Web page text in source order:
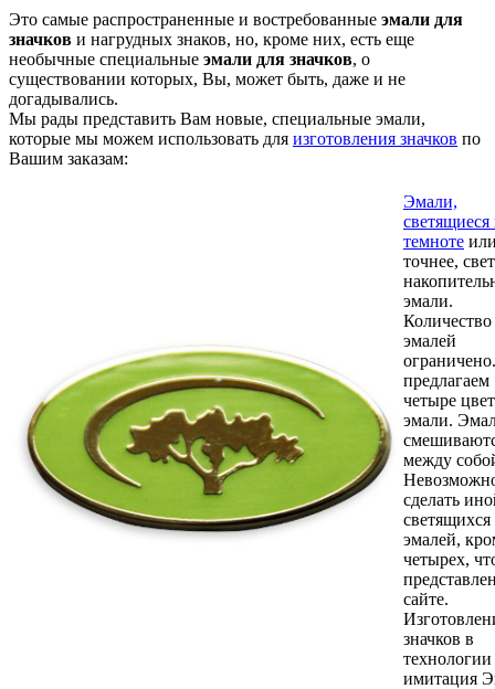
Это самые распространенные и востребованные эмали для
значков и нагрудных знаков, но, кроме них, есть еще
необычные специальные эмали для значков, о
существовании которых, Вы, может быть, даже и не
догадывались.
Мы рады представить Вам новые, специальные эмали,
которые мы можем использовать для изготовления значков по
Вашим заказам:
Эмали,
светящиеся
темноте
точнее,
эмали.
Количество
эмалей
предлагаем
четыре
эмали.
между
сделать
светящихся
эмалей,
четырех,
сайте.
значков в
технологии
имитация